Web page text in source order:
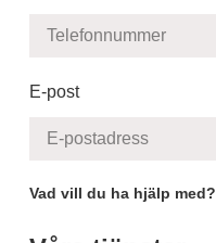
E-post
Vad vill du ha hjälp med?